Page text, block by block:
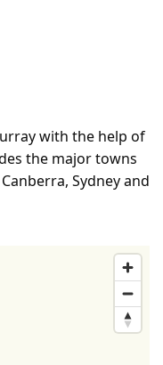
with the help of
the major towns
Sydney and